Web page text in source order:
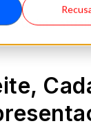
da última